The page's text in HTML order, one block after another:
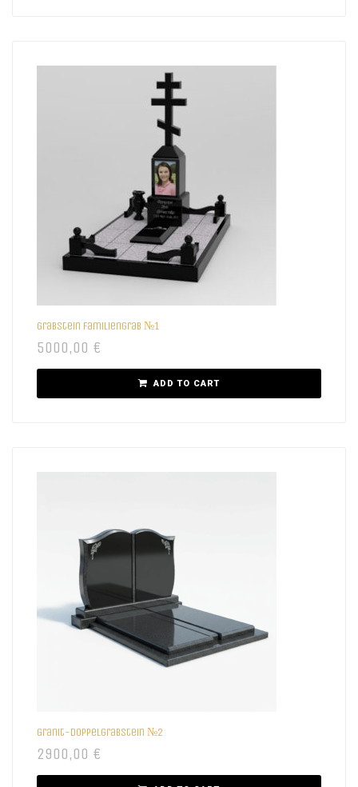
Grabstein Familiengrab №1
5000,00 €
ADD TO CART
Granit-Doppelgrabstein №2
2900,00 €